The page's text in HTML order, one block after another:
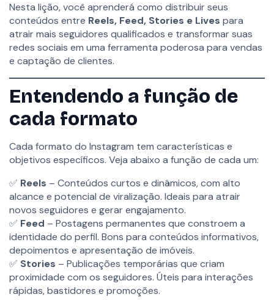
conteúdos entre Reels, Feed,
Stories e Lives
10 minutos
Dicas para manter
consistência sem perder
qualidade
10 minutos
5 Perguntas
Seção 6: Estratégias
para Crescimento e
Engajamento
8
Seção 7: Uso Inteligente
de Hashtags e
Geolocalização
4
Nesta lição, você aprenderá como distribuir seus
conteúdos entre Reels, Feed, Stories e Lives para
atrair mais seguidores qualificados e transformar suas
redes sociais em uma ferramenta poderosa para vendas
e captação de clientes.
Entendendo a função de
cada formato
Cada formato do Instagram tem características e
objetivos específicos. Veja abaixo a função de cada um:
✅ Reels – Conteúdos curtos e dinâmicos, com alto
alcance e potencial de viralização. Ideais para atrair
novos seguidores e gerar engajamento.
✅ Feed – Postagens permanentes que constroem a
identidade do perfil. Bons para conteúdos informativos,
depoimentos e apresentação de imóveis.
✅ Stories – Publicações temporárias que criam
proximidade com os seguidores. Úteis para interações
rápidas, bastidores e promoções.
SOLUÇÕES
Lano Sites
Lano CRM Imobiliário
Lano Marketing Digital
Lano Atende
SOBRE
A Lano
Blog
Termos de uso
OPORTUNIDADES
Lano Academy
Ferramentas Gratuitas
Carreiras
Parcerias
CONTATO
Agendar Demonstração